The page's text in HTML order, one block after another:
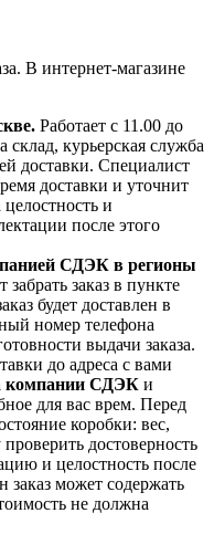
В интернет-магазине
Работает с 11.00 до
склад, курьерская служба
доставки. Специалист
доставки и уточнит
и
после этого
СДЭК в регионы
заказ в пункте
будет доставлен в
номер телефона
выдачи заказа.
до адреса с вами
компании СДЭК и
для вас врем. Перед
коробки: вес,
достоверность
и целостность после
заказ может содержать
не должна